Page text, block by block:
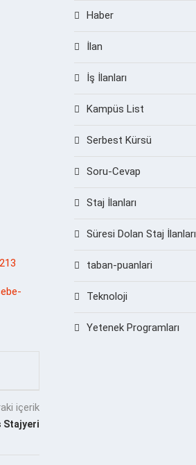
içerik
Stajyeri
Haber
İlan
İş İlanları
Kampüs List
Serbest Kürsü
Soru-Cevap
Staj İlanları
Süresi Dolan Staj İlanları
taban-puanlari
Teknoloji
Yetenek Programları